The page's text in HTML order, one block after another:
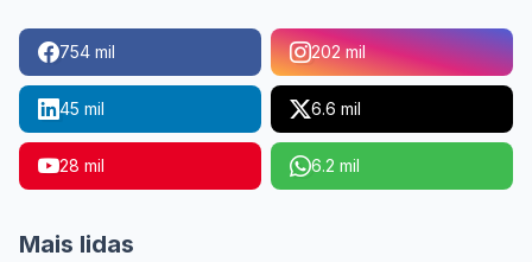
754 mil 202 mil
45 mil 6.6 mil
28 mil 6.2 mil
Mais lidas